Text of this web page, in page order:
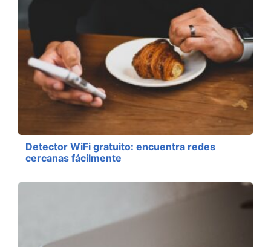
Detector WiFi gratuito: encuentra redes
cercanas fácilmente